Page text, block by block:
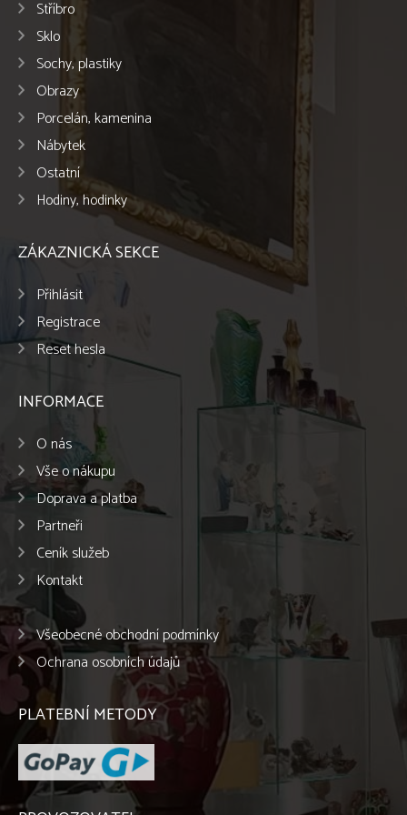
Stříbro
Sklo
Sochy, plastiky
Obrazy
Porcelán, kamenina
Nábytek
Ostatní
Hodiny, hodinky
ZÁKAZNICKÁ SEKCE
Přihlásit
Registrace
Reset hesla
INFORMACE
O nás
Vše o nákupu
Doprava a platba
Partneři
Ceník služeb
Kontakt
Všeobecné obchodní podmínky
Ochrana osobních údajů
PLATEBNÍ METODY